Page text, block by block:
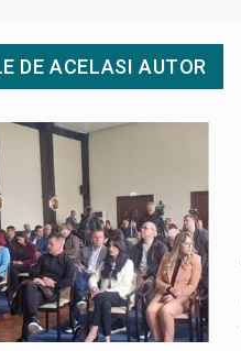
DE ACELASI AUTOR